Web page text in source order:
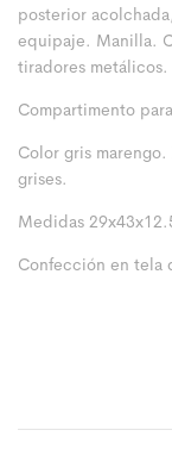
posterior
equipaje. Manilla.
tiradores metálicos.
Compartimento
Color gris
grises.
Medidas
Confección en tela